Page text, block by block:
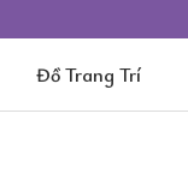
Đồ Trang Trí